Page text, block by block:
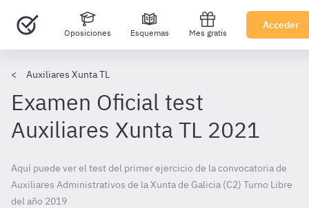
Oposiciones Esquemas Mes gratis
Acceder
Auxiliares Xunta TL
Examen Oficial test
Auxiliares Xunta TL 2021
Aquí puede ver el test del primer ejercicio de la convocatoria de
Auxiliares Administrativos de la Xunta de Galicia (C2) Turno Libre
del año 2019